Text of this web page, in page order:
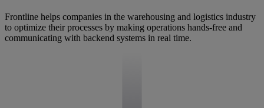
Frontline helps companies in the warehousing and logistics industry
to optimize their processes by making operations hands-free and
communicating with backend systems in real time.